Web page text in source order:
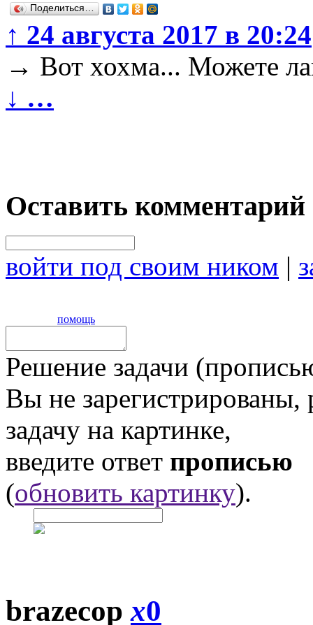
Поделиться…
↑ 24 августа 2017 в 20:24
→ Вот хохма... Можете
↓ …
Оставить комментарий
войти под своим ником |
помощь
Решение задачи
Вы не
задачу на картинке,
введите ответ прописью
(обновить картинку).
brazecopx0